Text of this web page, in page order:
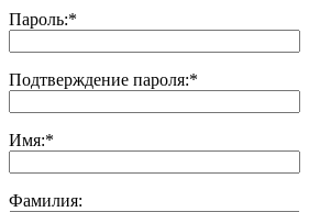
Пароль:*
Подтверждение пароля:*
Имя:*
Фамилия: